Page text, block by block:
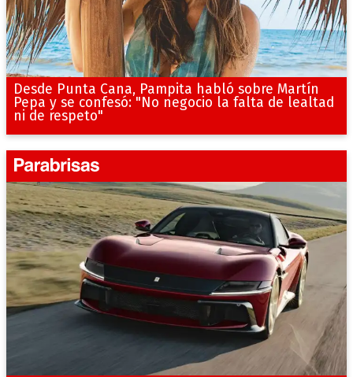
Desde Punta Cana, Pampita habló sobre Martín
Pepa y se confesó: "No negocio la falta de lealtad
ni de respeto"